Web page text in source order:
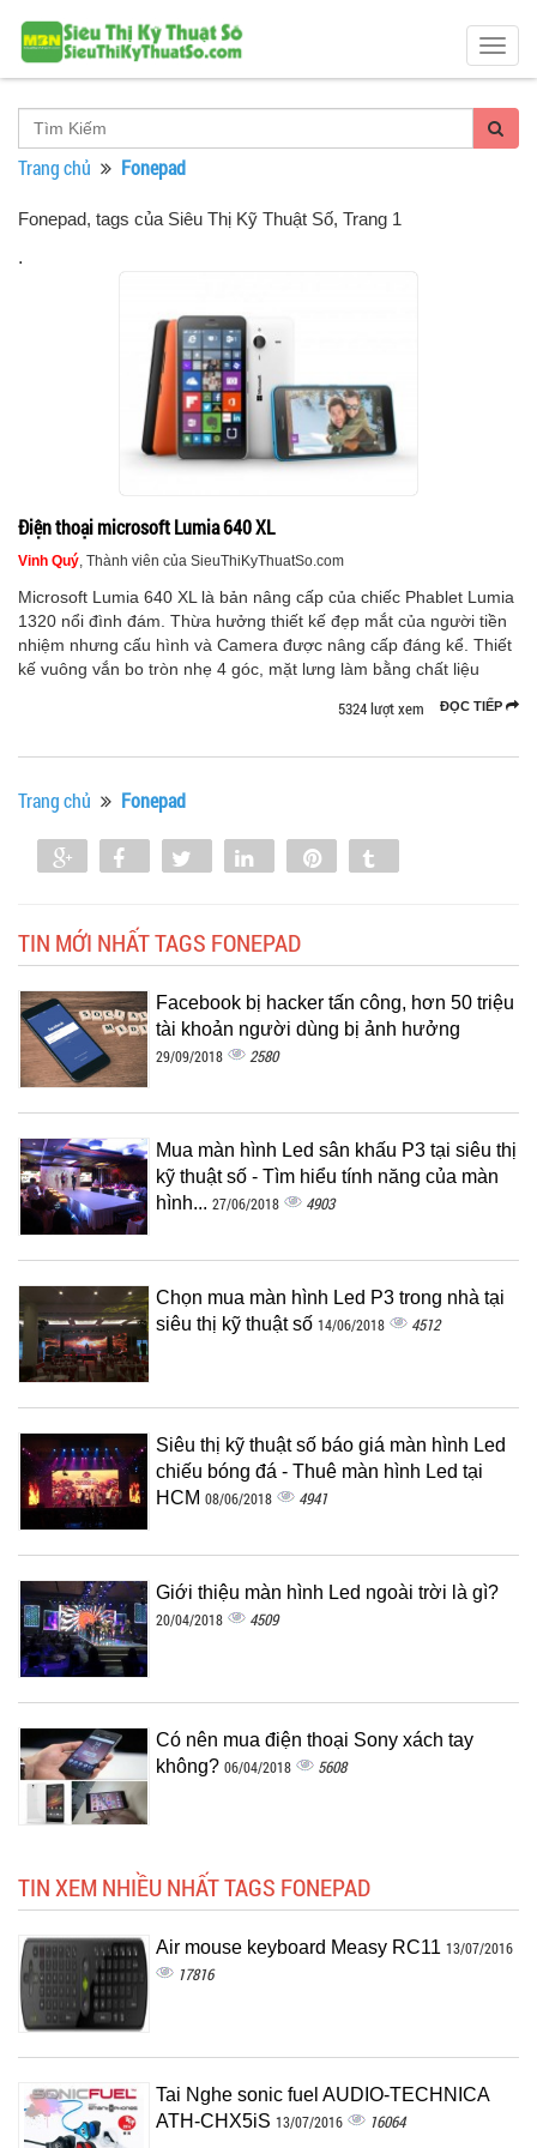
Trang chủ Fonepad
Fonepad, tags của Siêu Thị Kỹ Thuật Số, Trang 1
.
Điện thoại microsoft Lumia 640 XL
Vinh Quý, Thành viên của SieuThiKyThuatSo.com
Microsoft Lumia 640 XL là bản nâng cấp của chiếc Phablet Lumia
1320 nổi đình đám. Thừa hưởng thiết kế đẹp mắt của người tiền
nhiệm nhưng cấu hình và Camera được nâng cấp đáng kể. Thiết
kế vuông vắn bo tròn nhẹ 4 góc, mặt lưng làm bằng chất liệu
ĐỌC TIẾP
5324 lượt xem
Trang chủ Fonepad
Share Share Tweet Share
TIN MỚI NHẤT TAGS FONEPAD
Facebook bị hacker tấn công, hơn 50 triệu
tài khoản người dùng bị ảnh hưởng
29/09/2018 2580
Mua màn hình Led sân khấu P3 tại siêu thị
kỹ thuật số - Tìm hiểu tính năng của màn
hình... 27/06/2018 4903
Chọn mua màn hình Led P3 trong nhà tại
siêu thị kỹ thuật số 14/06/2018 4512
Siêu thị kỹ thuật số báo giá màn hình Led
chiếu bóng đá - Thuê màn hình Led tại
HCM 08/06/2018 4941
Giới thiệu màn hình Led ngoài trời là gì?
20/04/2018 4509
Có nên mua điện thoại Sony xách tay
không? 06/04/2018 5608
TIN XEM NHIỀU NHẤT TAGS FONEPAD
Air mouse keyboard Measy RC11 13/07/2016
17816
Tai Nghe sonic fuel AUDIO-TECHNICA
ATH-CHX5iS 13/07/2016 16064